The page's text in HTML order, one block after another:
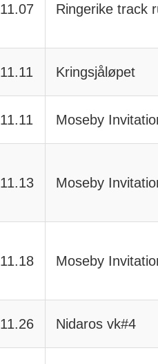
11.07 Ringerike track
11.11 Kringsjåløpet
11.11 Moseby
11.13 Moseby
11.18 Moseby
11.26 Nidaros vk#4